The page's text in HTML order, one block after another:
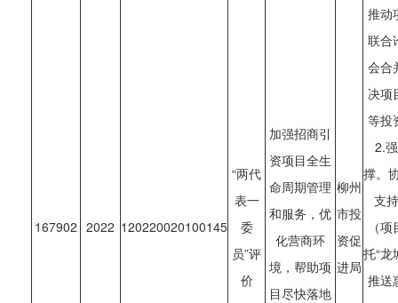
167902 2022 120220020100145
“两代
表一
委
员”评
价
加强招商引
资项目全生
命周期管理
和服务，优
化营商环
境，帮助项
目尽快落地
柳州
市投
资促
进局
推动
联合
会合
决项
等投
2.
撑。
支
（
托“龙
推送